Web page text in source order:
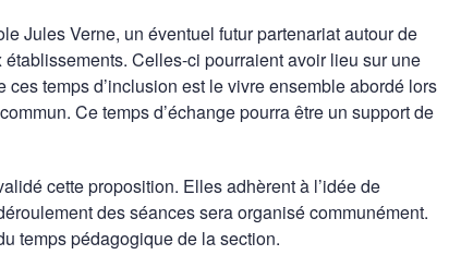
Jules Verne, un éventuel futur partenariat autour de
Celles-ci pourraient avoir lieu sur une
temps d’inclusion est le vivre ensemble abordé lors
Ce temps d’échange pourra être un support de
cette proposition. Elles adhèrent à l’idée de
des séances sera organisé communément.
temps pédagogique de la section.